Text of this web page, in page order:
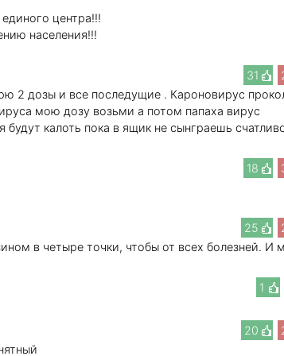
центра!!!
населения!!!
31
2 дозы и все последущие . Кароновирус
мою дозу возьми а потом папаха вирус
калоть пока в ящик не сынграешь
18
25
в четыре точки, чтобы от всех болезней. И
1
20